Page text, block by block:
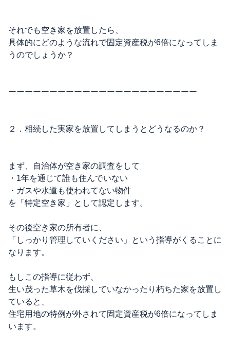
それでも空き家を放置したら、
具体的にどのような流れで固定資産税が6倍になってしま
うのでしょうか？
ーーーーーーーーーーーーーーーーーーーーーーー
２．相続した実家を放置してしまうとどうなるのか？
まず、自治体が空き家の調査をして
・1年を通じて誰も住んでいない
・ガスや水道も使われてない物件
を「特定空き家」として認定します。
その後空き家の所有者に、
「しっかり管理していください」という指導がくることに
なります。
もしこの指導に従わず、
生い茂った草木を伐採していなかったり朽ちた家を放置し
ていると、
住宅用地の特例が外されて固定資産税が6倍になってしま
います。